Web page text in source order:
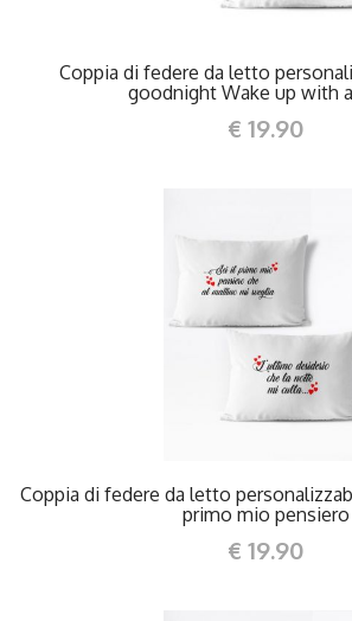
Coppia di federe da letto
goodnight Wake up with
€ 19.90
DETTAGLI
Coppia di federe da letto
primo mio pensiero
€ 19.90